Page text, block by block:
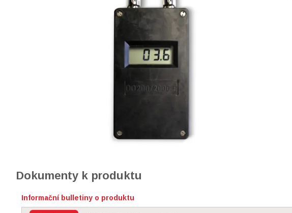
Dokumenty k produktu
Informační bulletiny o produktu